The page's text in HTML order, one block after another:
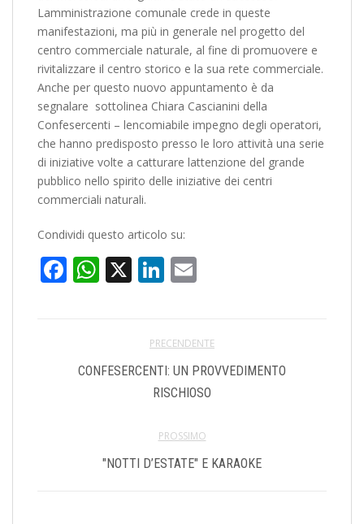
Lamministrazione comunale crede in queste
manifestazioni, ma più in generale nel progetto del
centro commerciale naturale, al fine di promuovere e
rivitalizzare il centro storico e la sua rete commerciale.
Anche per questo nuovo appuntamento è da
segnalare  sottolinea Chiara Cascianini della
Confesercenti – lencomiabile impegno degli operatori,
che hanno predisposto presso le loro attività una serie
di iniziative volte a catturare lattenzione del grande
pubblico nello spirito delle iniziative dei centri
commerciali naturali.
Condividi questo articolo su:
Facebook
WhatsApp
X LinkedIn
PRECENDENTE
CONFESERCENTI: UN PROVVEDIMENTO
RISCHIOSO
PROSSIMO
"NOTTI D’ESTATE" E KARAOKE